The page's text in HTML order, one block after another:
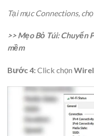
Tại mục Connections,
>> Mẹo Bỏ Túi: Chuyển
mềm
Bước 4:Click chọn